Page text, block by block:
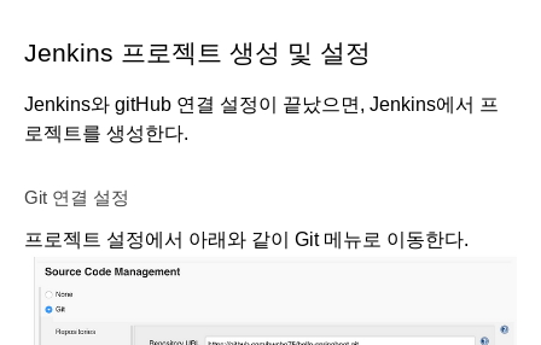
Jenkins 프로젝트 생성 및 설정
Jenkins와 gitHub 연결 설정이 끝났으면, Jenkins에서 프
로젝트를 생성한다.
Git 연결 설정
프로젝트 설정에서 아래와 같이 Git 메뉴로 이동한다.